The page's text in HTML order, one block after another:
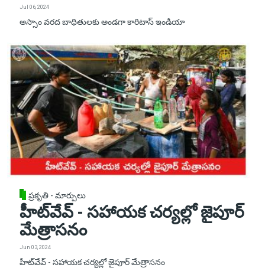
Jul 06, 2024
అస్సాం వరద బాధితులకు అండగా కారిటాస్ ఇండియా
ప్రకృతి - మార్పులు
హీట్‌వేవ్ - సహాయక చర్యల్లో జైపూర్
మేత్రాసనం
Jun 03, 2024
హీట్‌వేవ్ - సహాయక చర్యల్లో జైపూర్ మేత్రాసనం